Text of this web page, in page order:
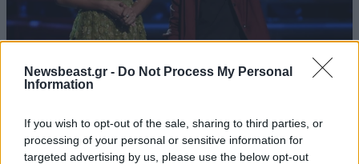
Newsbeast.gr - Do Not Process My Personal
Information
If you wish to opt-out of the sale, sharing to third parties, or
processing of your personal or sensitive information for
targeted advertising by us, please use the below opt-out
γιορτή σε πολυτελές κτήμα της Αγγλίας με
απαγόρευση κινητών